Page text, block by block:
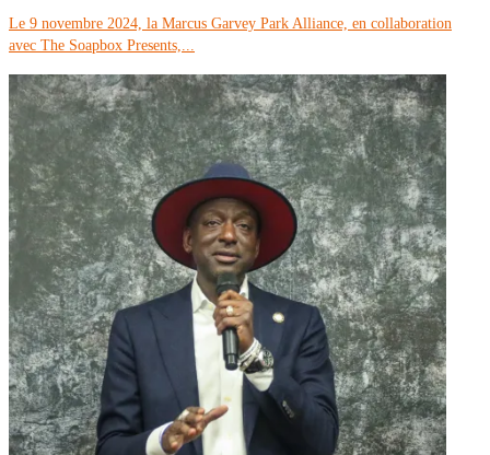
Le 9 novembre 2024, la Marcus Garvey Park Alliance, en collaboration
avec The Soapbox Presents,...